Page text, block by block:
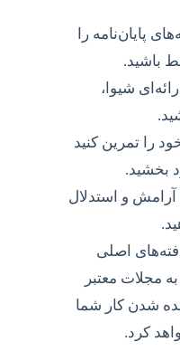
پایان‌نامه را
باشید.
ارائه‌ای شیوا،
را تمرین کنید
بخشید.
آرامش و استدلال
اصلی
مجلات معتبر
شدن کار شما
کرد.